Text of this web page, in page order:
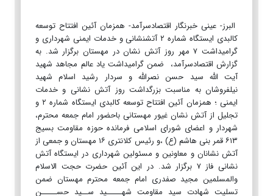
البرز- عینی خبرنگار اقتصادسرآمد- همزمان آئین افتتاح توسعه
کالبدی ایستگاه شماره ۲ آتشنشانی و خدمات ایمنی شهرداری و
گرامیداشت ۷ مهر روز آتش نشان در مهستان برگزار شد. به
گزارش اقتصادسرآمد، ضمن گرامیداشت یاد عالم مجاهد شهید
آیت الله سید حسن نصرالله و سردار رشید اسلام شهید
نیلفروشان به مناسبت بزرگداشت روز آتش نشانی و خدمات
ایمنی ؛ همزمان آئین افتتاح توسعه کالبدی ایستگاه شماره ۲ و
تجلیل از آتش نشان غیور مهستانی باحضور امام جمعه محترم،
شهردار و اعضای شورای اسلامی فرمانده حوزه مقاومت بسیج
۶۱۳ قمر بنی هاشم (ع) ،و رئیس کلانتری ۱۶ مهستان و جمعی از
آتش نشانان و معاونین و مسئولین شهرداری در ایستگاه آتش
نشانی فاز ۷ برگزار شد. در این آئین حضرت حجت الاسلام
والمسلمین مجید صفدری امام جمعه محترم مهستان ضمن
تسلیت شهادت سید مقاومت شهـــــید ســید حســـــن